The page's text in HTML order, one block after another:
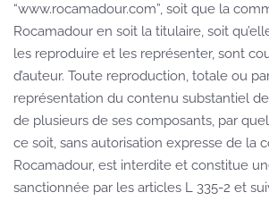
“www.rocamadour.com”, soit que la
Rocamadour en soit la titulaire, soit
les reproduire et les représenter, sont
d’auteur. Toute reproduction, totale ou
représentation du contenu substantiel de
de plusieurs de ses composants, par
ce soit, sans autorisation expresse de la
Rocamadour, est interdite et constitue
sanctionnée par les articles L 335-2 et